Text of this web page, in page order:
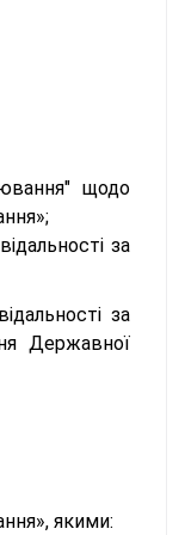
щодо
за
за
Державної
якими: